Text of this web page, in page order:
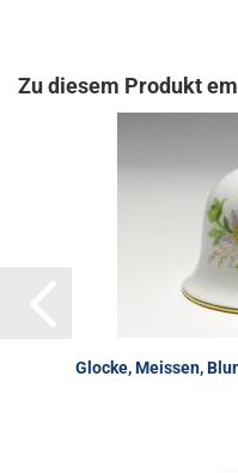
Zu diesem Produkt
Glocke, Meissen,